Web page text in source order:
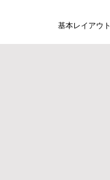
基本レイアウト